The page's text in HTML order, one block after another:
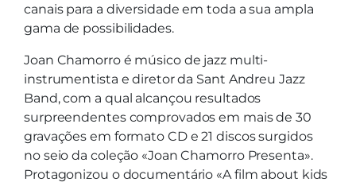
canais para a diversidade em toda a sua ampla
gama de possibilidades.
Joan Chamorro é músico de jazz multi-
instrumentista e diretor da Sant Andreu Jazz
Band, com a qual alcançou resultados
surpreendentes comprovados em mais de 30
gravações em formato CD e 21 discos surgidos
no seio da coleção «Joan Chamorro Presenta».
Protagonizou o documentário «A film about kids